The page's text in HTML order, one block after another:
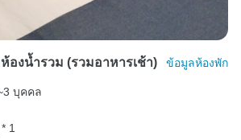
องน้ำรวม (รวมอาหารเช้า) ข้อมูลห้องพัก
บุคคล
1